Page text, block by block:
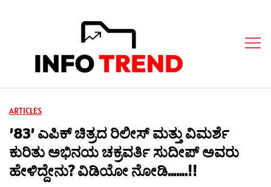
ARTICLES
’83’ ಎಪಿಕ್ ಚಿತ್ರದ ರಿಲೀಸ್ ಮತ್ತು ವಿಮರ್ಶೆ
ಕುರಿತು ಅಭಿನಯ ಚಕ್ರವರ್ತಿ ಸುದೀಪ್ ಅವರು
ಹೇಳಿದ್ದೇನು? ವಿಡಿಯೋ ನೋಡಿ…….!!